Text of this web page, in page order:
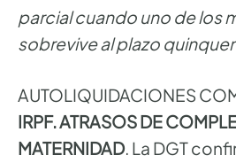
parcial cuando uno de los
sobrevive al plazo
AUTOLIQUIDACIONES
IRPF. ATRASOS DE
MATERNIDAD. La DGT